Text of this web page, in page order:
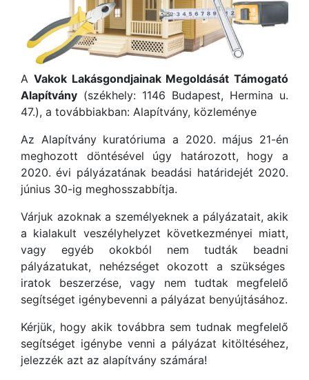
A Vakok Lakásgondjainak Megoldását Támogató
Alapítvány (székhely: 1146 Budapest, Hermina u.
47.), a továbbiakban: Alapítvány, közleménye
Az Alapítvány kuratóriuma a 2020. május 21-én
meghozott döntésével úgy határozott, hogy a
2020. évi pályázatának beadási határidejét 2020.
június 30-ig meghosszabbítja.
Várjuk azoknak a személyeknek a pályázatait, akik
a kialakult veszélyhelyzet következményei miatt,
vagy egyéb okokból nem tudták beadni
pályázatukat, nehézséget okozott a szükséges
iratok beszerzése, vagy nem tudtak megfelelő
segítséget igénybevenni a pályázat benyújtásához.
Kérjük, hogy akik továbbra sem tudnak megfelelő
segítséget igénybe venni a pályázat kitöltéséhez,
jelezzék azt az alapítvány számára!